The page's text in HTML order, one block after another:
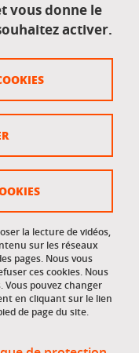
vous donne le
activer.
la lecture de vidéos,
sur les réseaux
pages. Nous vous
ces cookies. Nous
Vous pouvez changer
en cliquant sur le lien
de page du site.